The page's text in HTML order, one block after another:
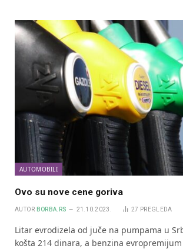
AUTOMOBILI
Ovo su nove cene goriva
AUTOR BORBA.RS 21.10.2023. 27 PREGLEDA
Litar evrodizela od juče na pumpama u
košta 214 dinara, a benzina evropremijum